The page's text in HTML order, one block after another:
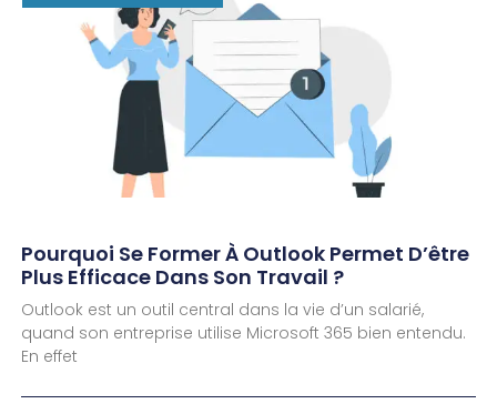
Pourquoi Se Former À Outlook Permet D’être
Plus Efficace Dans Son Travail ?
Outlook est un outil central dans la vie d’un salarié,
quand son entreprise utilise Microsoft 365 bien entendu.
En effet